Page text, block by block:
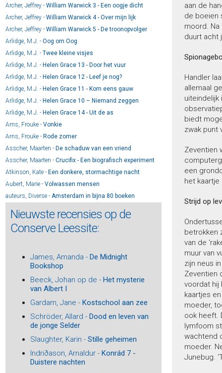
Archer, Jeffrey - William Warwick 3 - Een oogje dicht
Archer, Jeffrey - William Warwick 4 - Over mijn lijk
Archer, Jeffrey - William Warwick 5 - De troonopvolger
Arlidge, M.J. - Oog om Oog
Arlidge, M.J. - Twee kleine visjes
Arlidge, M.J. - Helen Grace 13 - Door het vuur
Arlidge, M.J. - Helen Grace 12 - Leef je nog?
Arlidge, M.J. - Helen Grace 11 - Kom eens gauw
Arlidge, M.J. - Helen Grace 10 – Niemand zeggen
Arlidge, M.J. - Helen Grace 14 - Uit de as
Arns, Frouke - Vonkie
Arns, Frouke - Rode zomer
Asscher, Maarten - De schaduw van een vriend
Asscher, Maarten - Crucifix - Een biografisch experiment
Atkinson, Kate - Een donkere, stormachtige nacht
Aubert, Marie - Volwassen mensen
auteurs, Diverse - Amsterdam in bijna 80 boeken
Coninckprijs 2024
auteurs, Diverse -Who is afraid of reading drama?
Baar, Jan van -De familie Drukker en de tragiek van
Joods Alkmaar
Baar, Peter-Paul de -Theo Thijssen (1879-1943) - Schrijver,
schoolmeester, socialist
Baay, Reggie -Het lied van de goden
Bailey, Sarah -Gemma Woodstock 4 - Een dood vol
Bailey, Sarah -De huisgenoot
Bakboord, Henk -Billenkoek - Avonturen van een stoute
Surinamer
Nieuwste recensies op de
Conserve Leessite:
James, Amanda - De Midnight
Bookshop
Beeck, Johan op de - Het mysterie
van Albert I
Gardam, Jane - Kostschool aan zee
Schröder, Allard - Dood en leven van
de jonge Selder
Slaughter, Karin - Stille geheimen
Indriðason, Arnaldur - Konrád 7 -
Duistere nachten
aan de
de boeien
moord.
duurt acht
Handler
allemaal
biedt
zwak punt
Zeventien
een
het
Strijd op
betrokken
van de
muur van
zijn neus
Zeventien
voordat hij
kaartjes
moeder,
ook heeft.
lymfoom
wachtend
moeder.
Junebug.